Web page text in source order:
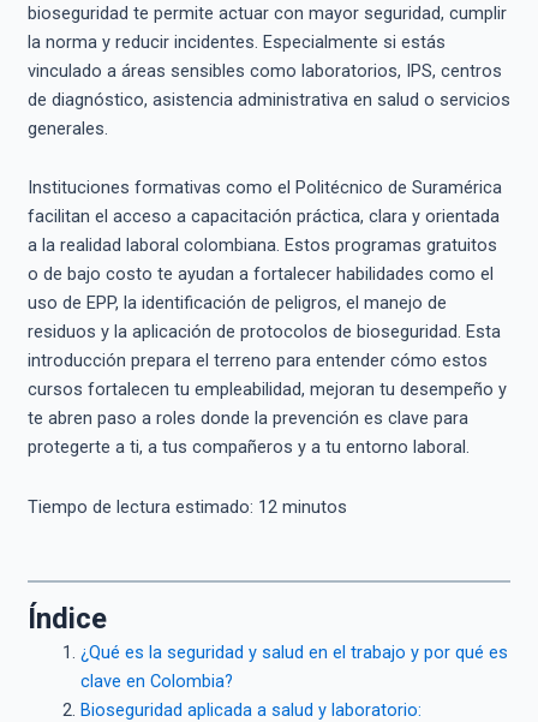
bioseguridad te permite actuar con mayor seguridad, cumplir
la norma y reducir incidentes. Especialmente si estás
vinculado a áreas sensibles como laboratorios, IPS, centros
de diagnóstico, asistencia administrativa en salud o servicios
generales.
Instituciones formativas como el Politécnico de Suramérica
facilitan el acceso a capacitación práctica, clara y orientada
a la realidad laboral colombiana. Estos programas gratuitos
o de bajo costo te ayudan a fortalecer habilidades como el
uso de EPP, la identificación de peligros, el manejo de
residuos y la aplicación de protocolos de bioseguridad. Esta
introducción prepara el terreno para entender cómo estos
cursos fortalecen tu empleabilidad, mejoran tu desempeño y
te abren paso a roles donde la prevención es clave para
protegerte a ti, a tus compañeros y a tu entorno laboral.
Tiempo de lectura estimado: 12minutos
Índice
¿Qué es la seguridad y salud en el trabajo y por qué es
clave en Colombia?
Bioseguridad aplicada a salud y laboratorio: